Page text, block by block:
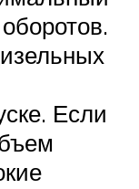
Если